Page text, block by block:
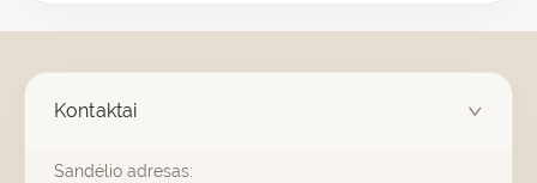
Kontaktai
Sandėlio adresas: